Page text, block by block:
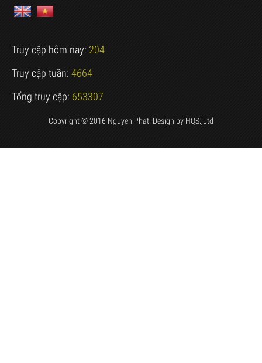
Truy cập hôm nay: 204
Truy cập tuần: 4664
Tổng truy cập: 653307
Copyright © 2016 Nguyen Phat. Design by HQS.,Ltd